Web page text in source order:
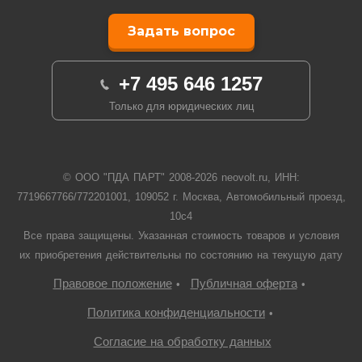
Задать вопрос
+7 495 646 1257
Только для юридических лиц
© ООО "ПДА ПАРТ" 2008-2026neovolt.ru, ИНН:
7719667766/772201001, 109052 г. Москва, Автомобильный проезд,
10с4
Все права защищены. Указанная стоимость товаров и условия
их приобретения действительны по состоянию на текущую дату
Правовое положение• Публичная оферта•
Политика конфиденциальности •
Согласие на обработку данных